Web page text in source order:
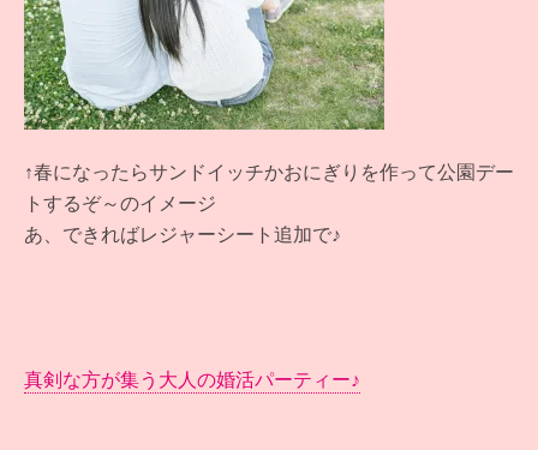
↑春になったらサンドイッチかおにぎりを作って公園デー
トするぞ～のイメージ
あ、できればレジャーシート追加で♪
真剣な方が集う大人の婚活パーティー♪